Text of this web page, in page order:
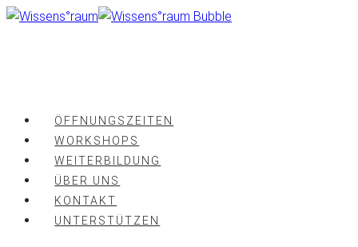
Zum
ÖFFNUNGSZEITEN
WORKSHOPS
WEITERBILDUNG
ÜBER UNS
KONTAKT
UNTERSTÜTZEN